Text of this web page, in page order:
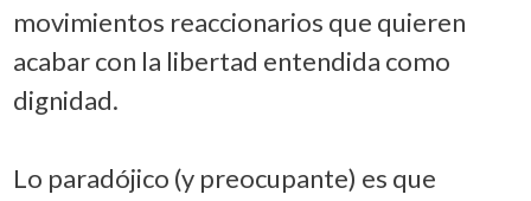
movimientos reaccionarios que quieren
acabar con la libertad entendida como
dignidad.
Lo paradójico (y preocupante) es que